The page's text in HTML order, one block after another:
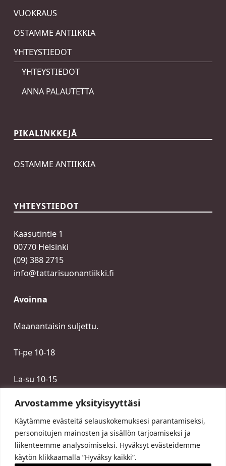
Arvostamme yksityisyyttäsi
Käytämme evästeitä selauskokemuksesi parantamiseksi,
personoitujen mainosten ja sisällön tarjoamiseksi ja
liikenteemme analysoimiseksi. Hyväksyt evästeidemme
käytön klikkaamalla ”Hyväksy kaikki”.
VUOKRAUS
OSTAMME ANTIIKKIA
YHTEYSTIEDOT
YHTEYSTIEDOT
ANNA PALAUTETTA
PIKALINKKEJÄ
OSTAMME ANTIIKKIA
YHTEYSTIEDOT
Kaasutintie 1
00770 Helsinki
(09) 388 2715
info@tattarisuonantiikki.fi
Avoinna
Maanantaisin suljettu.
Ti-pe 10-18
La-su 10-15